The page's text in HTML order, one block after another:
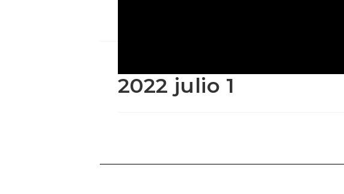
2022 julio 1